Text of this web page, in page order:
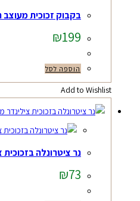
בקבוק זכוכית מעוצב
₪199
הוספה לסל
Add to Wishlist
נר ציטרונלה
₪73